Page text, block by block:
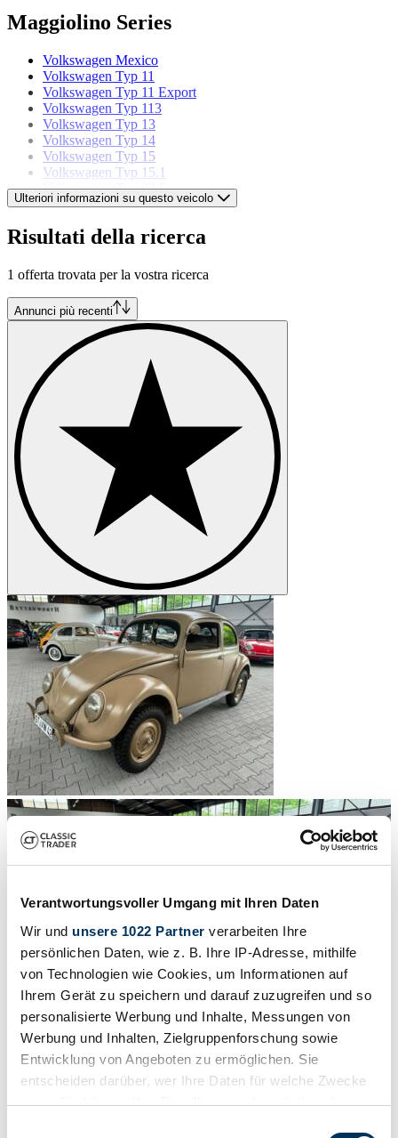
Verantwortungsvoller Umgang mit Ihren Daten
Wir und unsere 1022 Partner verarbeiten Ihre
persönlichen Daten, wie z. B. Ihre IP-Adresse, mithilfe
von Technologien wie Cookies, um Informationen auf
Ihrem Gerät zu speichern und darauf zuzugreifen und so
personalisierte Werbung und Inhalte, Messungen von
Werbung und Inhalten, Zielgruppenforschung sowie
Entwicklung von Angeboten zu ermöglichen. Sie
entscheiden darüber, wer Ihre Daten für welche Zwecke
nutzt. Sie können Ihre Einwilligung jederzeit über die
Maggiolino Series
Volkswagen Mexico
Volkswagen Typ 11
Volkswagen Typ 11 Export
Volkswagen Typ 113
Volkswagen Typ 13
Volkswagen Typ 14
Volkswagen Typ 15
Volkswagen Typ 15.1
Volkswagen Typ 82 E
Modelli di Volkswagen
Volkswagen Beetle
Volkswagen Buggy
Volkswagen Corrado
Volkswagen Golf
Volkswagen Jetta
Volkswagen Karmann Ghia
Volkswagen New Beetle
Volkswagen Passat
Volkswagen Polo
Volkswagen Tipo 3
Volkswagen Transporter
Ulteriori informazioni su questo veicolo
Risultati della ricerca
1 offerta trovata per la vostra ricerca
Annunci più recenti
1/20